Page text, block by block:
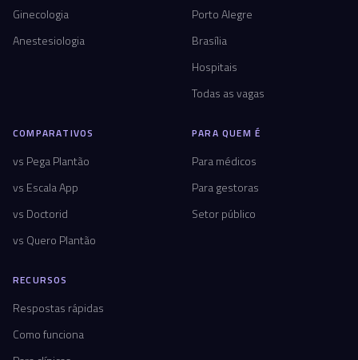
Ginecologia
Anestesiologia
Porto Alegre
Brasília
Hospitais
Todas as vagas
COMPARATIVOS
vs Pega Plantão
vs Escala App
vs Doctorid
vs Quero Plantão
PARA QUEM É
Para médicos
Para gestoras
Setor público
RECURSOS
Respostas rápidas
Como funciona